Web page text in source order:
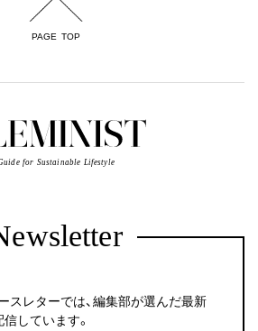
PAGE TOP
for Sustainable Lifestyle
スレターでは、編集部が選んだ最新
しています。